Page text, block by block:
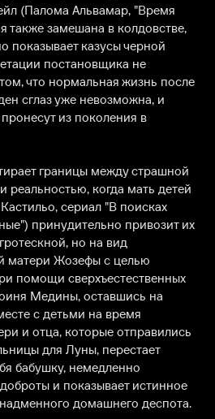
(Палома Альвамар, "Время
также замешана в колдовстве,
показывает казусы черной
постановщика не
что нормальная жизнь после
сглаз уже невозможна, и
из поколения в
границы между страшной
реальностью, когда мать детей
сериал "В поисках
принудительно привозит их
но на вид
матери Жозефы с целью
помощи сверхъестественных
Медины, оставшись на
с детьми на время
и отца, которые отправились
для Луны, перестает
бабушку, немедленно
и показывает истинное
домашнего деспота.